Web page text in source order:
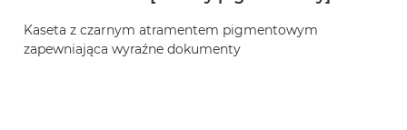
Kaseta z czarnym atramentem pigmentowym
zapewniająca wyraźne dokumenty